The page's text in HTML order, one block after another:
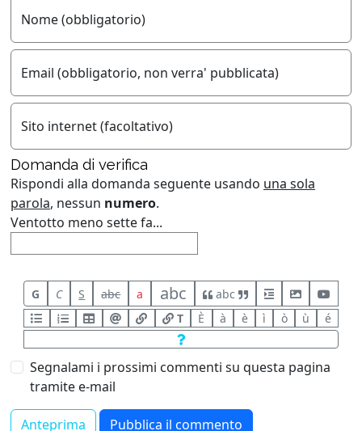
Nome (obbligatorio)
Email (obbligatorio, non verra' pubblicata)
Sito internet (facoltativo)
Domanda di verifica
Rispondi alla domanda seguente usando una sola
parola, nessun numero.
Ventotto meno sette fa...
G C S abc a abc
abc
T
È à è ì ò ù é
Segnalami i prossimi commenti su questa pagina
tramite e-mail